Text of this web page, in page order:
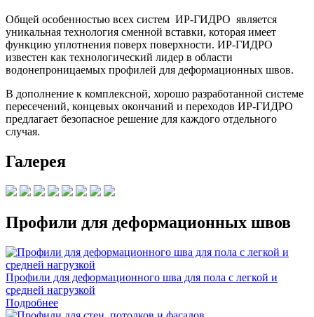
Общей особенностью всех систем ИР-ГИДРО является
уникальная технология сменной вставки, которая имеет
функцию уплотнения поверх поверхности. ИР-ГИДРО
известен как технологический лидер в области
водонепроницаемых профилей для деформационных швов.
В дополнение к комплексной, хорошо разработанной системе
пересечений, концевых окончаний и переходов ИР-ГИДРО
предлагает безопасное решение для каждого отдельного
случая.
Галерея
Профили для деформационных швов
Профили для деформационного шва для пола с легкой и
средней нагрузкой
Подробнее